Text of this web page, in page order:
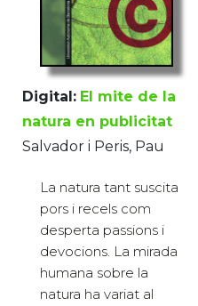
Digital: El mite de la
natura en publicitat
Salvador i Peris, Pau
La natura tant suscita
pors i recels com
desperta passions i
devocions. La mirada
humana sobre la
natura ha variat al